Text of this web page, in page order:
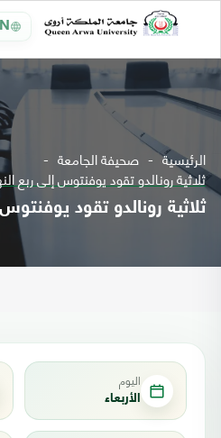
الرئيسية صحيفة الجامعة
ثلاثية رونالدو تقود يوفنتوس إلى ربع
ثلاثية رونالدو تقود
اليوم
الأربعاء